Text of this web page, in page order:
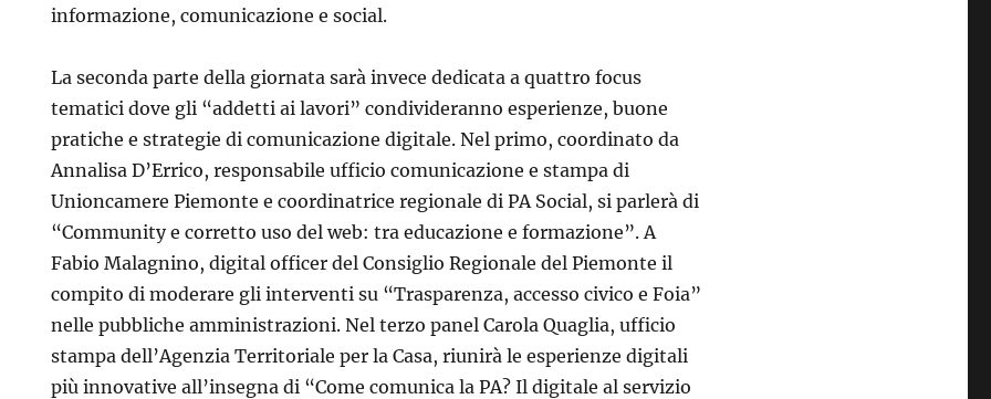
informazione, comunicazione e social.
La seconda parte della giornata sarà invece dedicata a quattro focus
tematici dove gli “addetti ai lavori” condivideranno esperienze, buone
pratiche e strategie di comunicazione digitale. Nel primo, coordinato da
Annalisa D’Errico, responsabile ufficio comunicazione e stampa di
Unioncamere Piemonte e coordinatrice regionale di PA Social, si parlerà di
“Community e corretto uso del web: tra educazione e formazione”. A
Fabio Malagnino, digital officer del Consiglio Regionale del Piemonte il
compito di moderare gli interventi su “Trasparenza, accesso civico e Foia”
nelle pubbliche amministrazioni. Nel terzo panel Carola Quaglia, ufficio
stampa dell’Agenzia Territoriale per la Casa, riunirà le esperienze digitali
più innovative all’insegna di “Come comunica la PA? Il digitale al servizio